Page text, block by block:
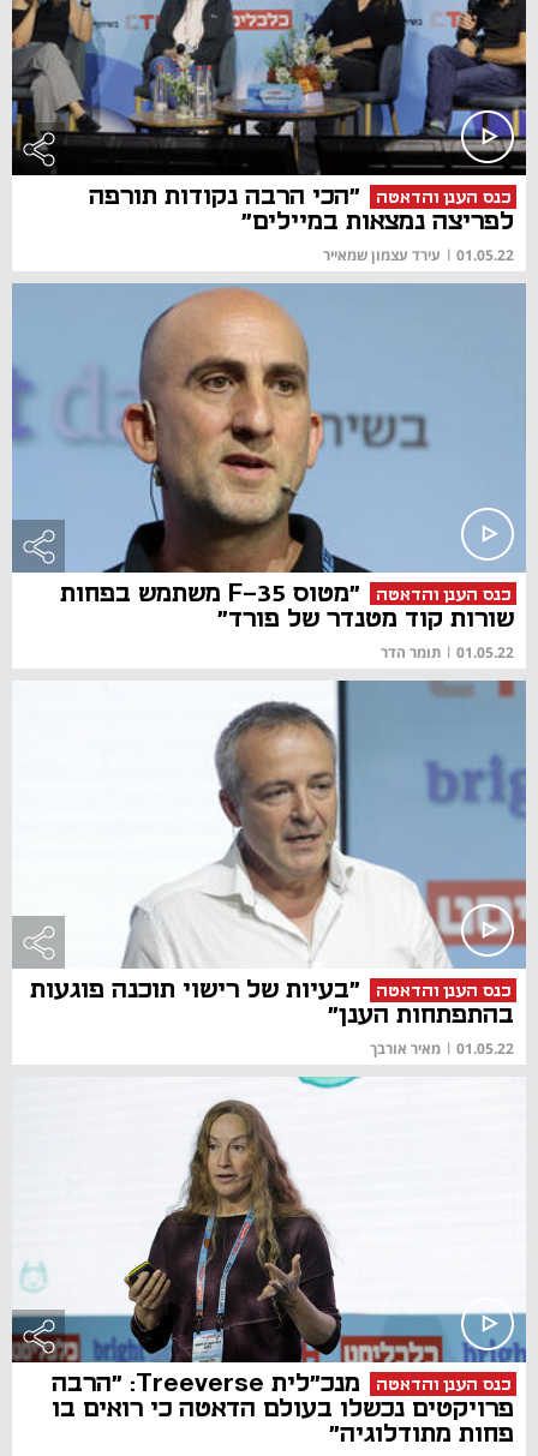
כנס הענן והדאטה
"הכי הרבה נקודות תורפה
לפריצה נמצאות במיילים"
01.05.22
| עירד עצמון שמאייר
כנס הענן והדאטה
"מטוס F-35 משתמש בפחות
שורות קוד מטנדר של פורד"
01.05.22
| תומר הדר
כנס הענן והדאטה
"בעיות של רישוי תוכנה פוגעות
בהתפתחות הענן"
01.05.22
| מאיר אורבך
כנס הענן והדאטה
מנכ"לית Treeverse: "הרבה
פרויקטים נכשלו בעולם הדאטה כי רואים בו
פחות מתודלוגיה"